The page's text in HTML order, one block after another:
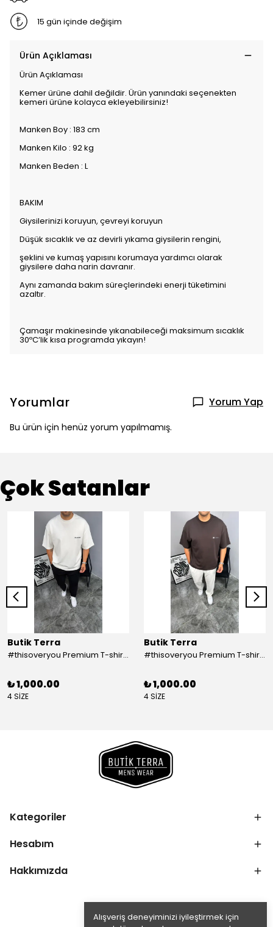
Alışveriş deneyiminizi iyileştirmek için
15 gün içinde değişim
Ürün Açıklaması
Ürün Açıklaması
Kemer ürüne dahil değildir. Ürün yanındaki seçenekten
kemeri ürüne kolayca ekleyebilirsiniz!
Manken Boy : 183 cm
Manken Kilo : 92 kg
Manken Beden : L
BAKIM
Giysilerinizi koruyun, çevreyi koruyun
Düşük sıcaklık ve az devirli yıkama giysilerin rengini,
şeklini ve kumaş yapısını korumaya yardımcı olarak
giysilere daha narin davranır.
Aynı zamanda bakım süreçlerindeki enerji tüketimini
azaltır.
Çamaşır makinesinde yıkanabileceği maksimum sıcaklık
30ºC’lik kısa programda yıkayın!
Yorumlar Yorum Yap
Bu ürün için henüz yorum yapılmamış.
Çok Satanlar
Butik Terra
#thisoveryou Premium T-shirt Beyaz
₺ 1,000.00
4 SİZE
Butik Terra
#thisoveryou Premium T-shirt Kahve
₺ 1,000.00
4 SİZE
Kategoriler
Hesabım
Hakkımızda